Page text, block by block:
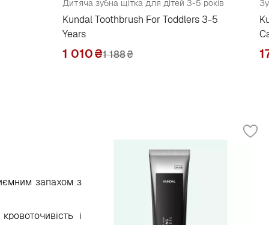
Дитяча зубна щітка для дітей 3-5 років
Kundal Toothbrush For Toddlers 3-5
Years
1 010₴1 188₴
запахом з
і